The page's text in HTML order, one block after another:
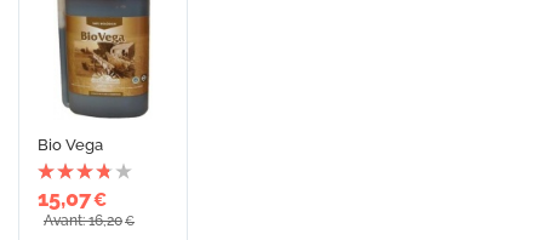
Bio Vega
15,07€
Avant: 16,20€